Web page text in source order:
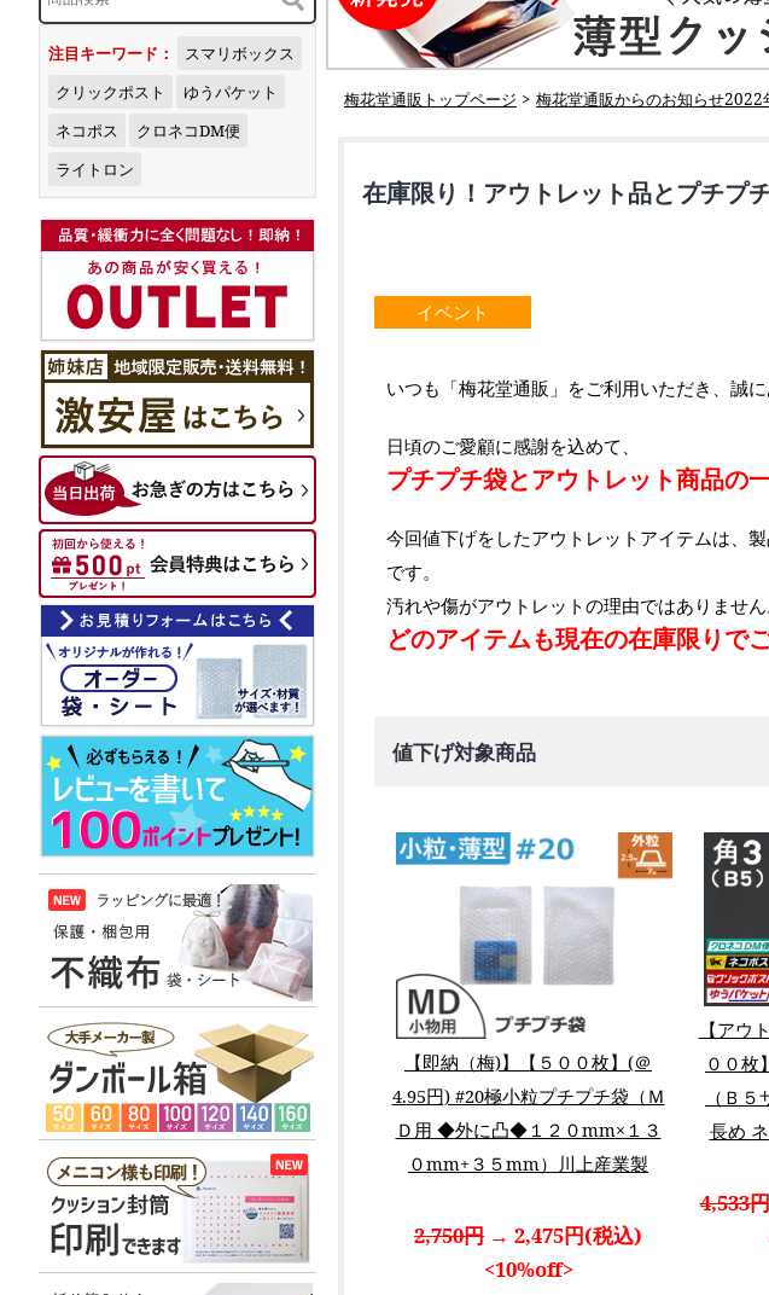
注目キーワード：
スマリボックス
クリックポスト
ゆうパケット
ネコポス
クロネコDM便
ライトロン
梅花堂通販トップページ > 梅花堂通販からのお知らせ2022
在庫限り！アウトレット品とプチプ
イベント
いつも「梅花堂通販」をご利用いただき、誠に
日頃のご愛顧に感謝を込めて、
プチプチ袋とアウトレット商品の
今回値下げをしたアウトレットアイテムは、
です。
汚れや傷がアウトレットの理由ではありません
どのアイテムも現在の在庫限りで
値下げ対象商品
【即納（梅)】【５００枚】(＠
4.95円) #20極小粒プチプチ袋（Ｍ
Ｄ用 ◆外に凸◆１２０mm×１３
０mm+３５mm）川上産業製
2,750円 → 2,475円(税込)
<10%off>
【アウ
００枚
（Ｂ
長め
4,533円